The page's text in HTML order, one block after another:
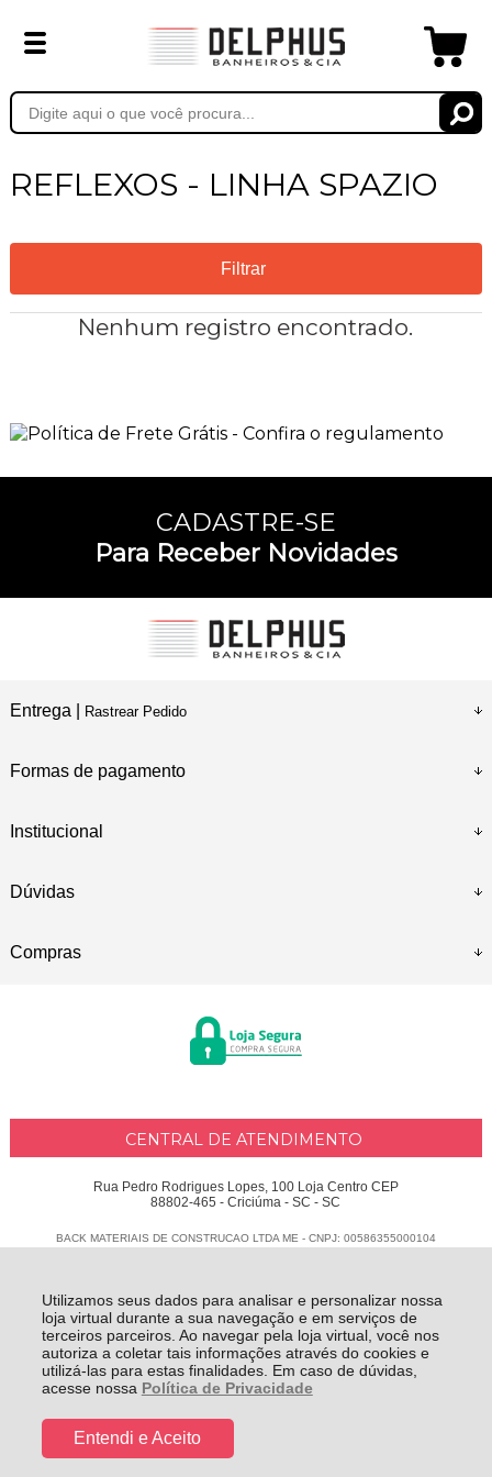
Utilizamos seus dados para analisar e personalizar nossa
loja virtual durante a sua navegação e em serviços de
terceiros parceiros. Ao navegar pela loja virtual, você nos
autoriza a coletar tais informações através do cookies e
utilizá-las para estas finalidades. Em caso de dúvidas,
acesse nossa Política de Privacidade
Entendi e Aceito
REFLEXOS - LINHA SPAZIO
Filtrar
Nenhum registro encontrado.
CADASTRE-SE
Para Receber Novidades
Entrega | Rastrear Pedido
Formas de pagamento
Institucional
Dúvidas
Compras
CENTRAL DE ATENDIMENTO
Rua Pedro Rodrigues Lopes, 100 Loja Centro CEP
88802-465 - Criciúma - SC - SC
BACK MATERIAIS DE CONSTRUCAO LTDA ME - CNPJ: 00586355000104